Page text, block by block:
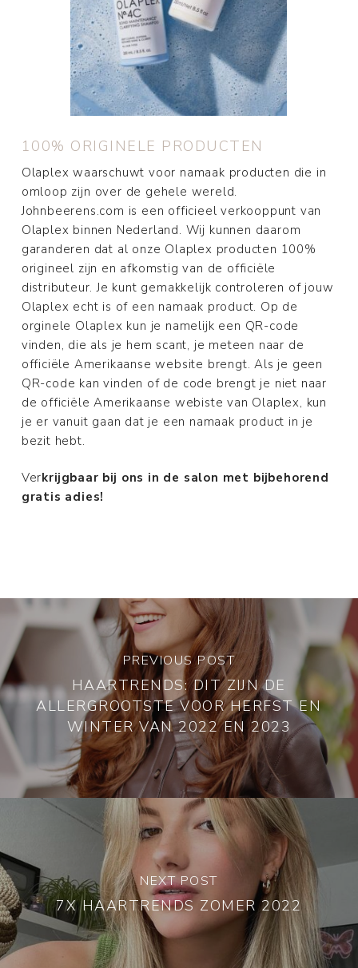
100% ORIGINELE PRODUCTEN
Olaplex waarschuwt voor namaak producten die in
omloop zijn over de gehele wereld.
Johnbeerens.com is een officieel verkooppunt van
Olaplex binnen Nederland. Wij kunnen daarom
garanderen dat al onze Olaplex producten 100%
origineel zijn en afkomstig van de officiële
distributeur. Je kunt gemakkelijk controleren of jouw
Olaplex echt is of een namaak product. Op de
orginele Olaplex kun je namelijk een QR-code
vinden, die als je hem scant, je meteen naar de
officiële Amerikaanse website brengt. Als je geen
QR-code kan vinden of de code brengt je niet naar
de officiële Amerikaanse webiste van Olaplex, kun
je er vanuit gaan dat je een namaak product in je
bezit hebt.
Verkrijgbaar bij ons in de salon met bijbehorend
gratis adies!
PREVIOUS POST
HAARTRENDS: DIT ZIJN DE
ALLERGROOTSTE VOOR HERFST EN
WINTER VAN 2022 EN 2023
NEXT POST
7X HAARTRENDS ZOMER 2022